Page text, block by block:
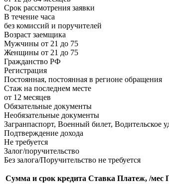
Срок рассмотрения заявки
В течение часа
без комиссий и поручителей
Возраст заемщика
Мужчины от 21 до 75
Женщины от 21 до 75
Гражданство РФ
Регистрация
Постоянная, постоянная в регионе обращения
Стаж на последнем месте
от 12 месяцев
Обязательные документы
Необязательные документы
Загранпаспорт, Военный билет, Водительское
Подтверждение дохода
Не требуется
Залог/поручительство
Без залога/Поручительство не требуется
Сумма и срок кредита Ставка Платеж, /мес